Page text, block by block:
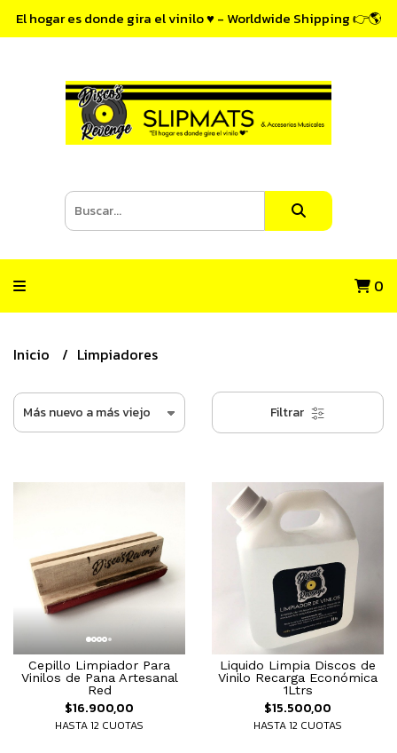
El hogar es donde gira el vinilo ♥ - Worldwide Shipping 👉🌎
0
Inicio Limpiadores
Filtrar
Cepillo Limpiador Para
Vinilos de Pana Artesanal
Red
$16.900,00
HASTA 12 CUOTAS
Liquido Limpia Discos de
Vinilo Recarga Económica
1Ltrs
$15.500,00
HASTA 12 CUOTAS